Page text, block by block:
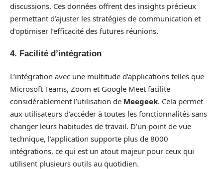
discussions. Ces données offrent des insights précieux
permettant d’ajuster les stratégies de communication et
d’optimiser l’efficacité des futures réunions.
4. Facilité d’intégration
L’intégration avec une multitude d’applications telles que
Microsoft Teams, Zoom et Google Meet facilite
considérablement l’utilisation de Meegeek. Cela permet
aux utilisateurs d’accéder à toutes les fonctionnalités sans
changer leurs habitudes de travail. D’un point de vue
technique, l’application supporte plus de 8000
intégrations, ce qui est un atout majeur pour ceux qui
utilisent plusieurs outils au quotidien.